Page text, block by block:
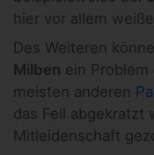
hier vor allem
Des Weiteren
Milben ein
meisten anderen
das Fell abgekratzt
Mitleidenschaft